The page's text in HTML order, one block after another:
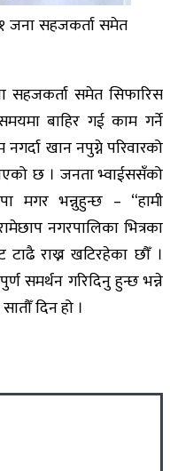
जना सहजकर्ता समेत
समेत सिफारिस
बाहिर गई काम गर्ने
खान नपुग्ने परिवारको
छ । जनता भ्वाईससँको
मगर भन्नुहुन्छ – “हामी
नगरपालिका भित्रका
टाढै राख्न खटिरहेका छौँ ।
समर्थन गरिदिनु हुन्छ भन्ने
दिन हो ।